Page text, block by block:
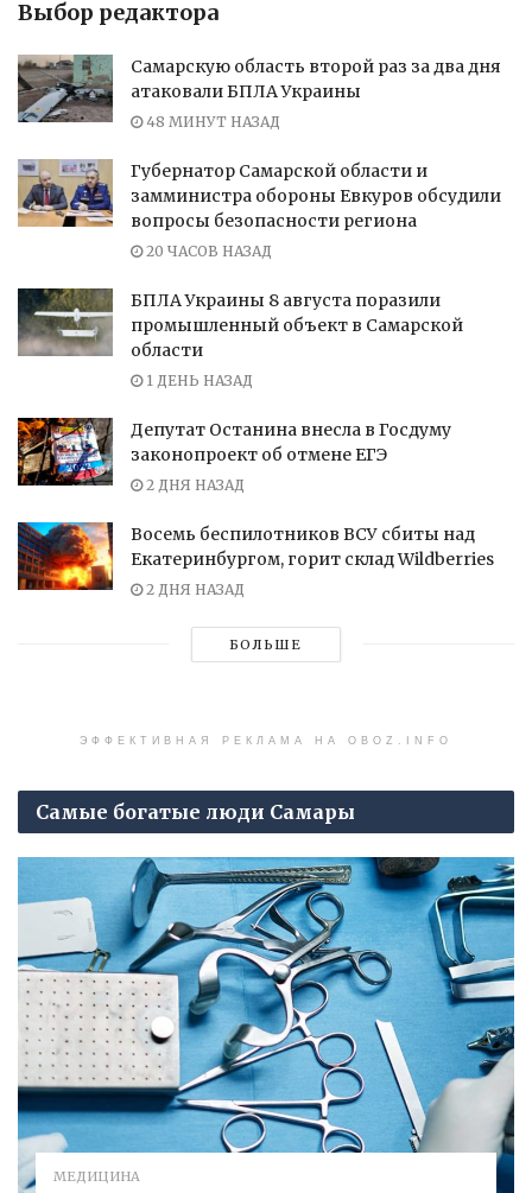
Выбор редактора
Самарскую область второй раз за два дня
атаковали БПЛА Украины
48 МИНУТ НАЗАД
Губернатор Самарской области и
замминистра обороны Евкуров обсудили
вопросы безопасности региона
20 ЧАСОВ НАЗАД
БПЛА Украины 8 августа поразили
промышленный объект в Самарской
области
1 ДЕНЬ НАЗАД
Депутат Останина внесла в Госдуму
законопроект об отмене ЕГЭ
2 ДНЯ НАЗАД
Восемь беспилотников ВСУ сбиты над
Екатеринбургом, горит склад Wildberries
2 ДНЯ НАЗАД
БОЛЬШЕ
ЭФФЕКТИВНАЯ РЕКЛАМА НА OBOZ.INFO
Самые богатые люди Самары
МЕДИЦИНА